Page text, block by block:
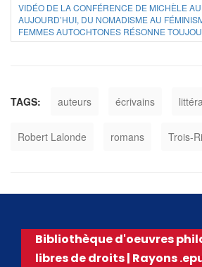
VIDÉO DE LA CONFÉRENCE DE MICHÈLE
AUJOURD’HUI, DU NOMADISME AU
FEMMES AUTOCHTONES RÉSONNE
TAGS: auteurs écrivains
Robert Lalonde romans Trois-
Bibliothèque d'oeuvres
libres de droits | Rayons